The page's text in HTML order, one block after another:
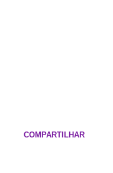
COMPARTILHAR